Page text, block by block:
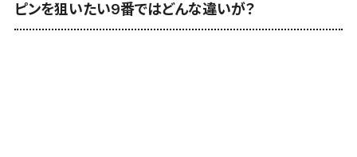
ピンを狙いたい9番ではどんな違いが？